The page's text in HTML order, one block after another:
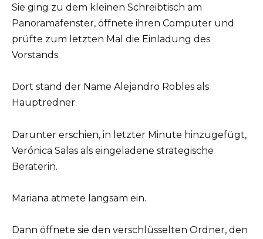
Sie ging zu dem kleinen Schreibtisch am
Panoramafenster, öffnete ihren Computer und
prüfte zum letzten Mal die Einladung des
Vorstands.
Dort stand der Name Alejandro Robles als
Hauptredner.
Darunter erschien, in letzter Minute hinzugefügt,
Verónica Salas als eingeladene strategische
Beraterin.
Mariana atmete langsam ein.
Dann öffnete sie den verschlüsselten Ordner, den